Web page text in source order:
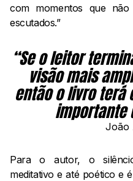
com momentos que não
escutados.”
“Se o leitor
visão mais
então o livro terá
importante
João
Para o autor, o
meditativo e até poético e